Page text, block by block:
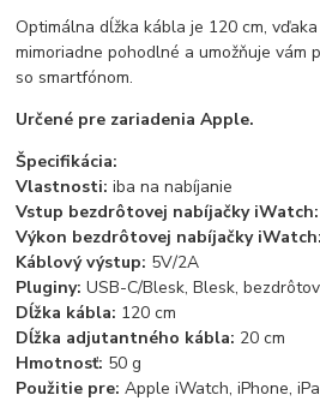
Optimálna dĺžka kábla je 120 cm,
mimoriadne pohodlné a umožňuje vám
so smartfónom.
Určené pre zariadenia Apple.
Špecifikácia:
Vlastnosti: iba na nabíjanie
Vstup bezdrôtovej nabíjačky iWatch:
Výkon bezdrôtovej nabíjačky iWatch:
Káblový výstup: 5V/2A
Pluginy: USB-C/Blesk, Blesk,
Dĺžka kábla: 120 cm
Dĺžka adjutantného kábla: 20 cm
Hmotnosť: 50 g
Použitie pre: Apple iWatch, iPhone,